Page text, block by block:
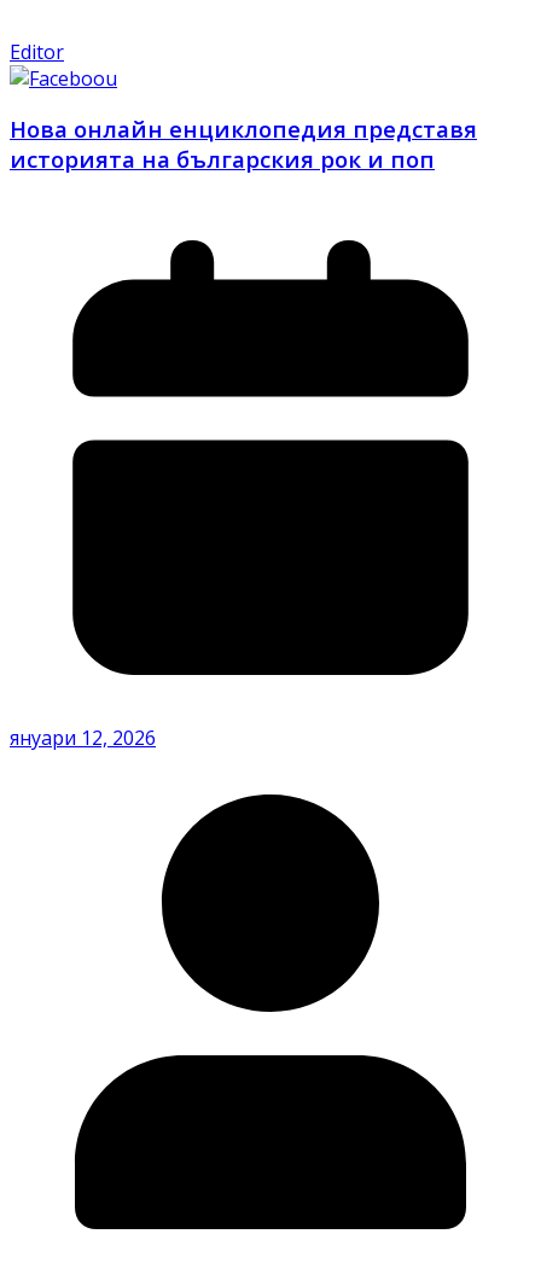
Editor
Нова онлайн енциклопедия представя
историята на българския рок и поп
януари 12, 2026